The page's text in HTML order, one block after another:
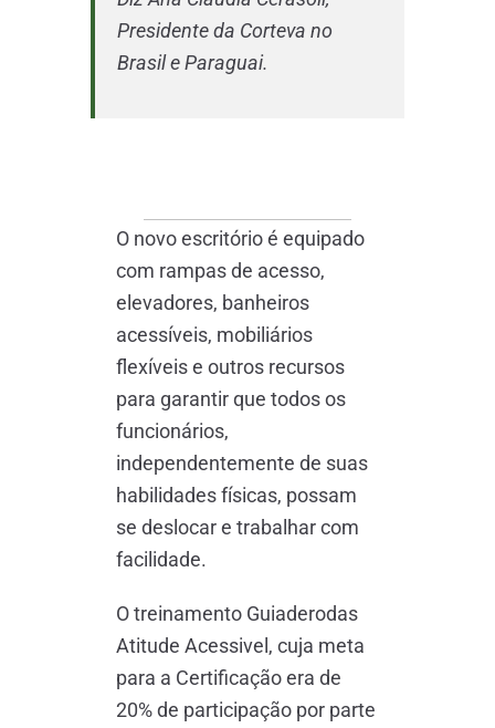
Presidente da Corteva no
Brasil e Paraguai.
O novo escritório é equipado
com rampas de acesso,
elevadores, banheiros
acessíveis, mobiliários
flexíveis e outros recursos
para garantir que todos os
funcionários,
independentemente de suas
habilidades físicas, possam
se deslocar e trabalhar com
facilidade.
O treinamento Guiaderodas
Atitude Acessivel, cuja meta
para a Certificação era de
20% de participação por parte